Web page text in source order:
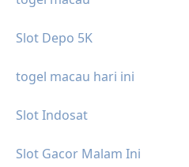
Slot Depo 5K
togel macau hari ini
Slot Indosat
Slot Gacor Malam Ini